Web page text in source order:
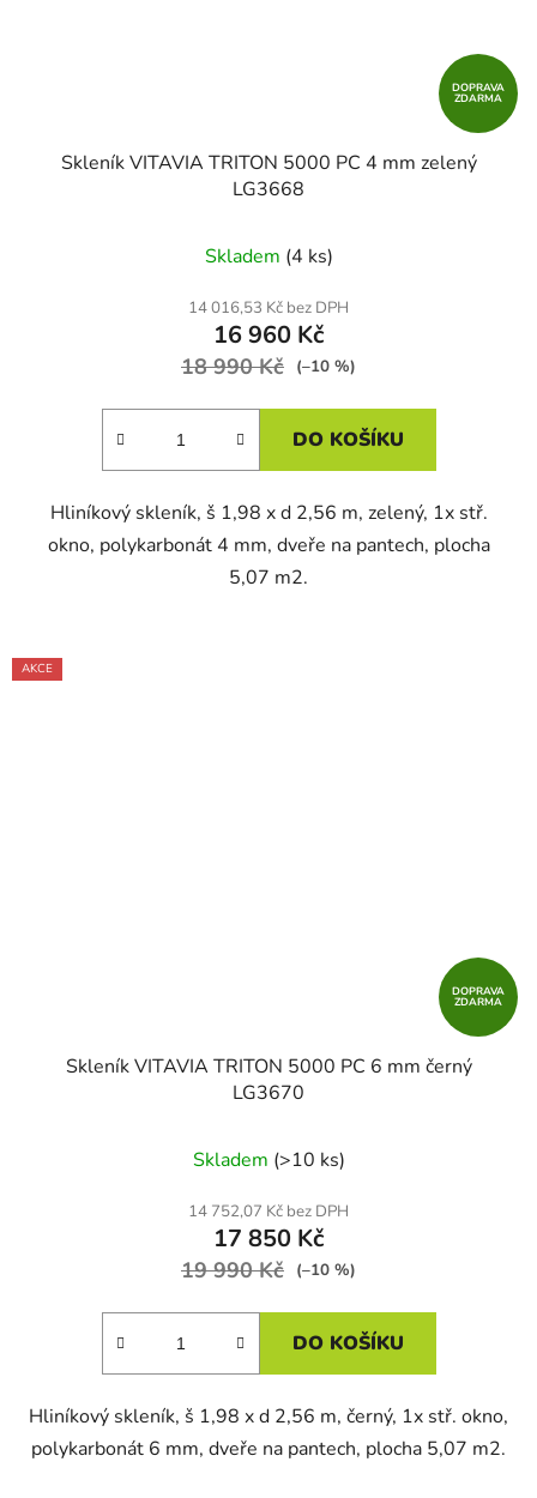
DOPRAVA
ZDARMA
Skleník VITAVIA TRITON 5000 PC 4 mm zelený
LG3668
Skladem (4 ks)
14 016,53 Kč bez DPH
16 960 Kč
18 990 Kč (–10 %)
DO KOŠÍKU
Hliníkový skleník, š 1,98 x d 2,56 m, zelený, 1x stř.
okno, polykarbonát 4 mm, dveře na pantech, plocha
5,07 m2.
AKCE
DOPRAVA
ZDARMA
Skleník VITAVIA TRITON 5000 PC 6 mm černý
LG3670
Skladem (>10 ks)
14 752,07 Kč bez DPH
17 850 Kč
19 990 Kč (–10 %)
DO KOŠÍKU
Hliníkový skleník, š 1,98 x d 2,56 m, černý, 1x stř. okno,
polykarbonát 6 mm, dveře na pantech, plocha 5,07 m2.